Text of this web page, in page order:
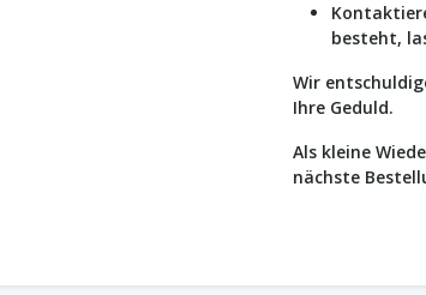
besteht,
Wir
Ihre Geduld.
Als kleine
nächste